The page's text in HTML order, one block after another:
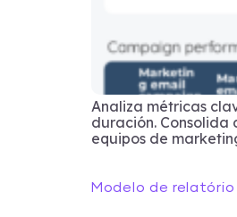
Analiza métricas
duración.
equipos de
Modelo de